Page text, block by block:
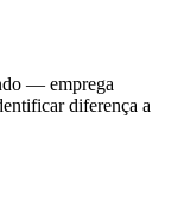
— emprega
diferença a